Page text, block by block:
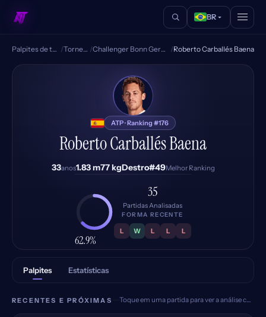
BR
Palpites de tênis / Torneios / Challenger Bonn Germany /Roberto Carballés Baena
RB
ATP · Ranking #176
Roberto Carballés Baena
33anos1.83 m77 kgDestro#49Melhor Ranking
62.9%
35
Partidas Analisadas
FORMA RECENTE
L W L L L
Palpites Estatísticas
RECENTES E PRÓXIMAS Toque em uma partida para ver a análise completa